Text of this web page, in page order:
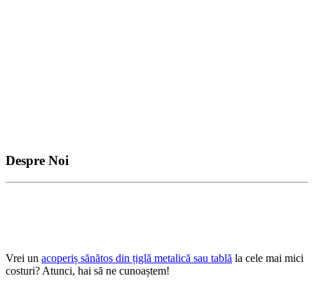
Despre Noi
Vrei un acoperiș sănătos din țiglă metalică sau tablă la cele mai mici
costuri? Atunci, hai să ne cunoaștem!